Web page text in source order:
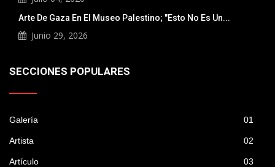
Arte De Gaza En El Museo Palestino; "Esto No Es Un...
Junio 29, 2026
SECCIONES POPULARES
Galería 01
Artista 02
Artículo 03